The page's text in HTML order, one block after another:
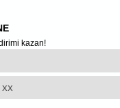
kazan!